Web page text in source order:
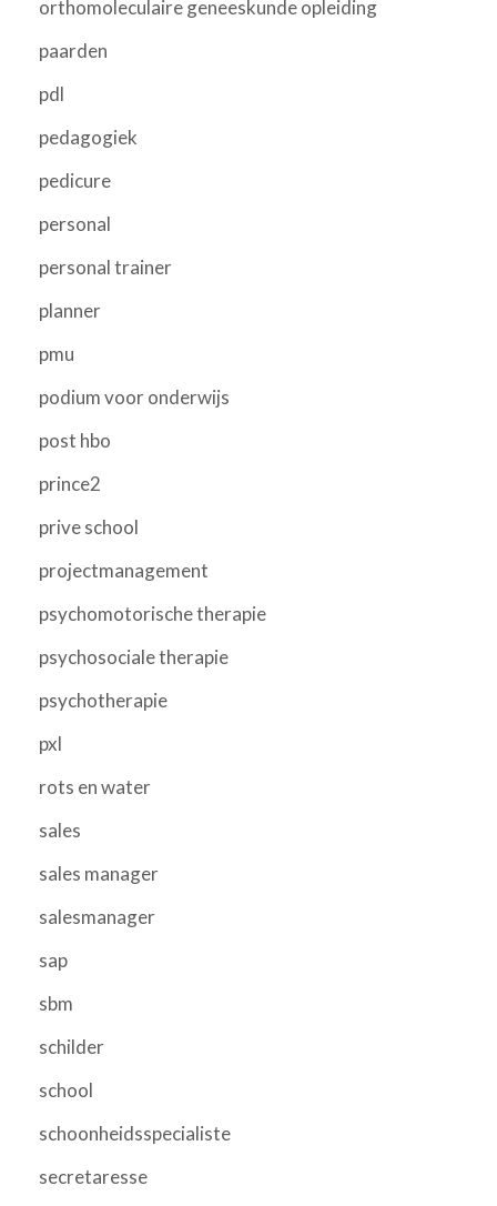
orthomoleculaire geneeskunde opleiding
paarden
pdl
pedagogiek
pedicure
personal
personal trainer
planner
pmu
podium voor onderwijs
post hbo
prince2
prive school
projectmanagement
psychomotorische therapie
psychosociale therapie
psychotherapie
pxl
rots en water
sales
sales manager
salesmanager
sap
sbm
schilder
school
schoonheidsspecialiste
secretaresse